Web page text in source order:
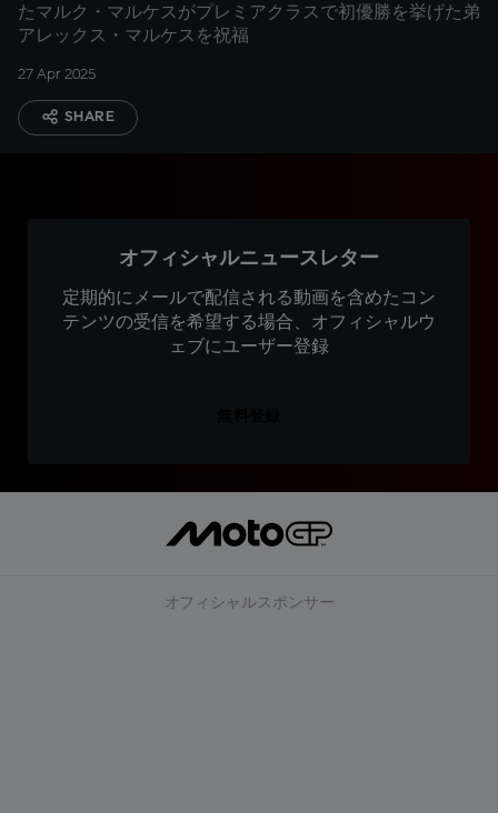
たマルク・マルケスがプレミアクラスで初優勝を挙げた弟
アレックス・マルケスを祝福
27 Apr 2025
SHARE
オフィシャルニュースレター
定期的にメールで配信される動画を含めたコン
テンツの受信を希望する場合、オフィシャルウ
ェブにユーザー登録
オフィシャルスポンサー